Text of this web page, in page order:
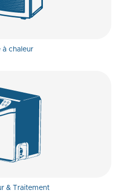
à chaleur
& Traitement